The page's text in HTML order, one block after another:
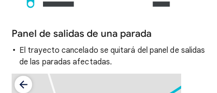
Panel de salidas de una parada
El trayecto cancelado se quitará del panel de salidas
de las paradas afectadas.